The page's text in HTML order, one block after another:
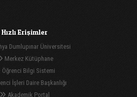
Hızlı Erişimler
Dumlupınar Üniversitesi
Merkez Kütüphane
Öğrenci Bilgi Sistemi
İşleri Daire Başkanlığı
Akademik Portal